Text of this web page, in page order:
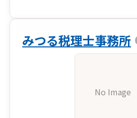
みつる税理士事務所
No Image